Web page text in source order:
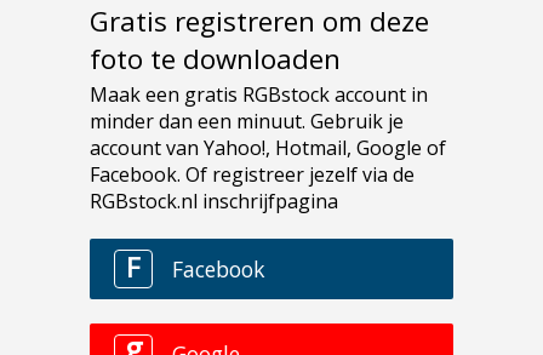
Gratis registreren om deze
foto te downloaden